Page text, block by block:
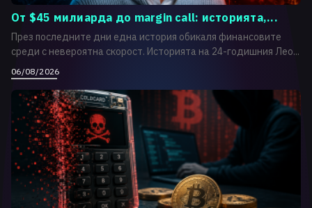
От $45 милиарда до margin call: историята,...
През последните дни една история обикаля финансовите
среди с невероятна скорост. Историята на 24-годишния Лео...
06/08/2026